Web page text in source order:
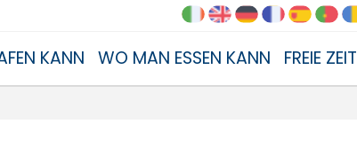
KANN WO MAN ESSEN KANN FREIE ZEIT